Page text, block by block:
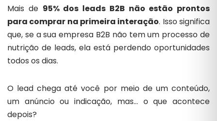
Mais de 95% dos leads B2B não estão prontos
para comprar na primeira interação. Isso significa
que, se a sua empresa B2B não tem um processo de
nutrição de leads, ela está perdendo oportunidades
todos os dias.
O lead chega até você por meio de um conteúdo,
um anúncio ou indicação, mas… o que acontece
depois?